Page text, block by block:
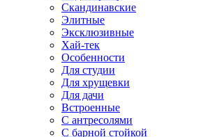
Скандинавские
Элитные
Эксклюзивные
Хай-тек
Особенности
Для студии
Для хрущевки
Для дачи
Встроенные
С антресолями
С барной стойкой